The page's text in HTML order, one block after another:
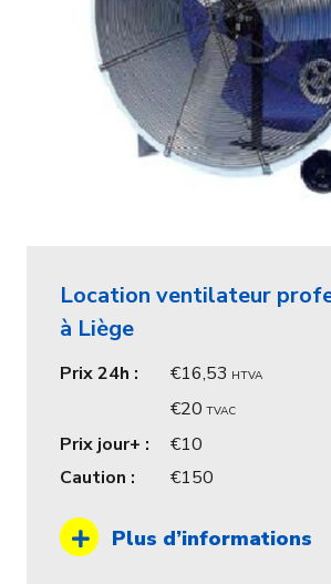
Location ventilateur
à Liège
Prix 24h : 16,53 HTVA
20 TVAC
Prix jour+ :
10
Caution :
150
Plus d’informations